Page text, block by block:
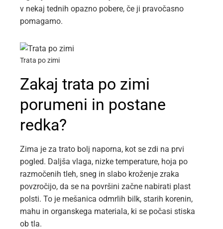
v nekaj tednih opazno pobere, če ji pravočasno
pomagamo.
Trata po zimi
Zakaj trata po zimi
porumeni in postane
redka?
Zima je za trato bolj naporna, kot se zdi na prvi
pogled. Daljša vlaga, nizke temperature, hoja po
razmočenih tleh, sneg in slabo kroženje zraka
povzročijo, da se na površini začne nabirati plast
polsti. To je mešanica odmrlih bilk, starih korenin,
mahu in organskega materiala, ki se počasi stiska
ob tla.